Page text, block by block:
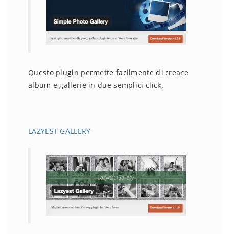
Questo plugin permette facilmente di creare
album e gallerie in due semplici click.
LAZYEST GALLERY